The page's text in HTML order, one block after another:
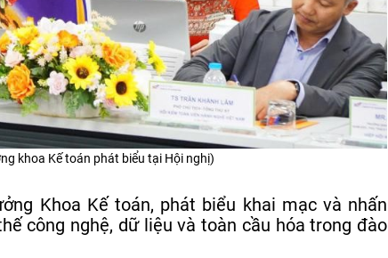
khoa Kế toán phát biểu tại Hội nghị)
Khoa Kế toán, phát biểu khai mạc và nhấn
công nghệ, dữ liệu và toàn cầu hóa trong đào